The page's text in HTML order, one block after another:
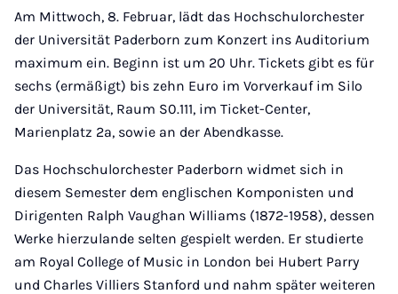
Mail
Am Mittwoch, 8. Februar, lädt das Hochschulorchester
der Universität Paderborn zum Konzert ins Auditorium
maximum ein. Beginn ist um 20 Uhr. Tickets gibt es für
sechs (ermäßigt) bis zehn Euro im Vorverkauf im Silo
der Universität, Raum S0.111, im Ticket-Center,
Marienplatz 2a, sowie an der Abendkasse.
Das Hochschulorchester Paderborn widmet sich in
diesem Semester dem englischen Komponisten und
Dirigenten Ralph Vaughan Williams (1872-1958), dessen
Werke hierzulande selten gespielt werden. Er studierte
am Royal College of Music in London bei Hubert Parry
und Charles Villiers Stanford und nahm später weiteren